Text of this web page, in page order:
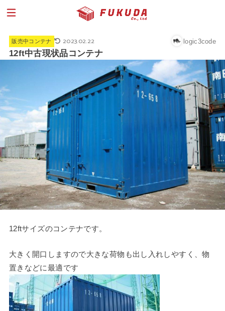
販売中コンテナ 2023.02.22 logic3code
12ft中古現状品コンテナ
12ftサイズのコンテナです。
大きく開口しますので大きな荷物も出し入れしやすく、物
置きなどに最適です